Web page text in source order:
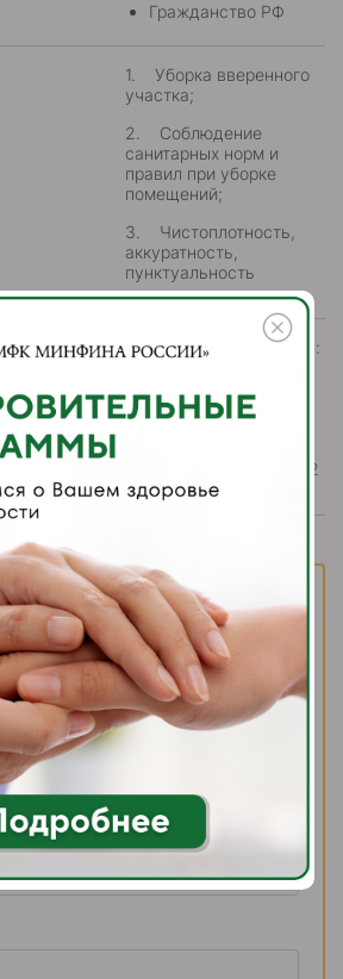
Гражданство РФ
1. Уборка вверенного
участка;
2. Соблюдение
санитарных норм и
правил при уборке
помещений;
3. Чистоплотность,
аккуратность,
пунктуальность
Телефон отдела кадров:
Московская область, г.
Каширское шоссе, д.112
нам свое сообщение в
Вам перезвоним.